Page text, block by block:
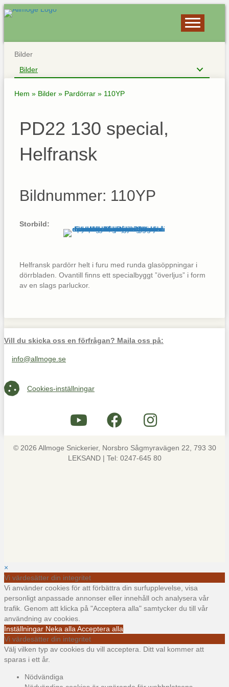
Bilder
Bilder
Hem » Bilder » Pardörrar » 110YP
PD22 130 special,
Helfransk
Bildnummer: 110YP
Storbild:
Helfransk pardörr helt i furu med runda glasöppningar i
dörrbladen. Ovantill finns ett specialbyggt ”överljus” i form
av en slags parluckor.
Vill du skicka oss en förfrågan? Maila oss på:
Maila oss på info@allmoge.se
info@allmoge.se
Cookies-inställningar
Cookies-inställningar
© 2026 Allmoge Snickerier, Norsbro Sågmyravägen 22, 793 30
LEKSAND | Tel: 0247-645 80
×
Vi värdesätter din integritet
Vi använder cookies för att förbättra din surfupplevelse, visa
personligt anpassade annonser eller innehåll och analysera vår
trafik. Genom att klicka på "Acceptera alla" samtycker du till vår
användning av cookies.
Inställningar Neka alla Acceptera alla
Vi värdesätter din integritet
Välj vilken typ av cookies du vill acceptera. Ditt val kommer att
sparas i ett år.
Nödvändiga